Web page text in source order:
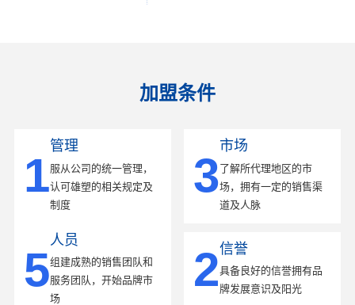
加盟条件
1
管理
服从公司的统一管理，
认可雄塑的相关规定及
制度
2信誉
具备良好的信誉拥有品
牌发展意识及阳光
3
市场
了解所代理地区的市
场，拥有一定的销售渠
道及人脉
5
人员
组建成熟的销售团队和
服务团队，开始品牌市
场